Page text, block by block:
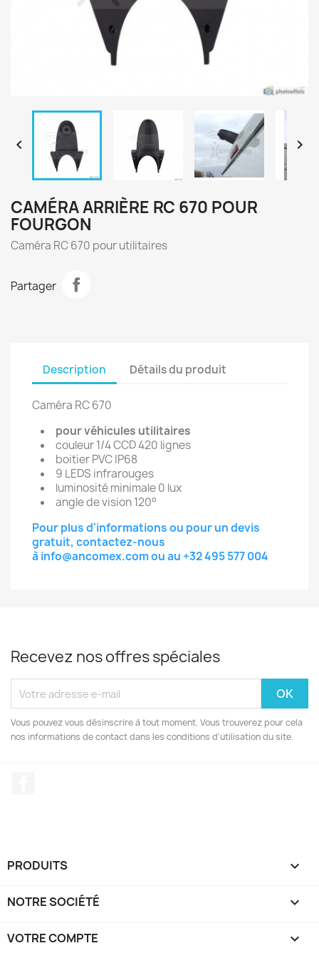
 
CAMÉRA ARRIÈRE RC 670 POUR
FOURGON
Caméra RC 670 pour utilitaires
Partager
Description Détails du produit
Caméra RC 670
pour véhicules utilitaires
couleur 1/4 CCD 420 lignes
boitier PVC IP68
9 LEDS infrarouges
luminosité minimale 0 lux
angle de vision 120°
Pour plus d'informations ou pour un devis
gratuit, contactez-nous
à info@ancomex.comou au +32 495 577 004
Recevez nos offres spéciales
Vous pouvez vous désinscrire à tout moment. Vous trouverez pour cela
nos informations de contact dans les conditions d'utilisation du site.
PRODUITS 
NOTRE SOCIÉTÉ 
VOTRE COMPTE 